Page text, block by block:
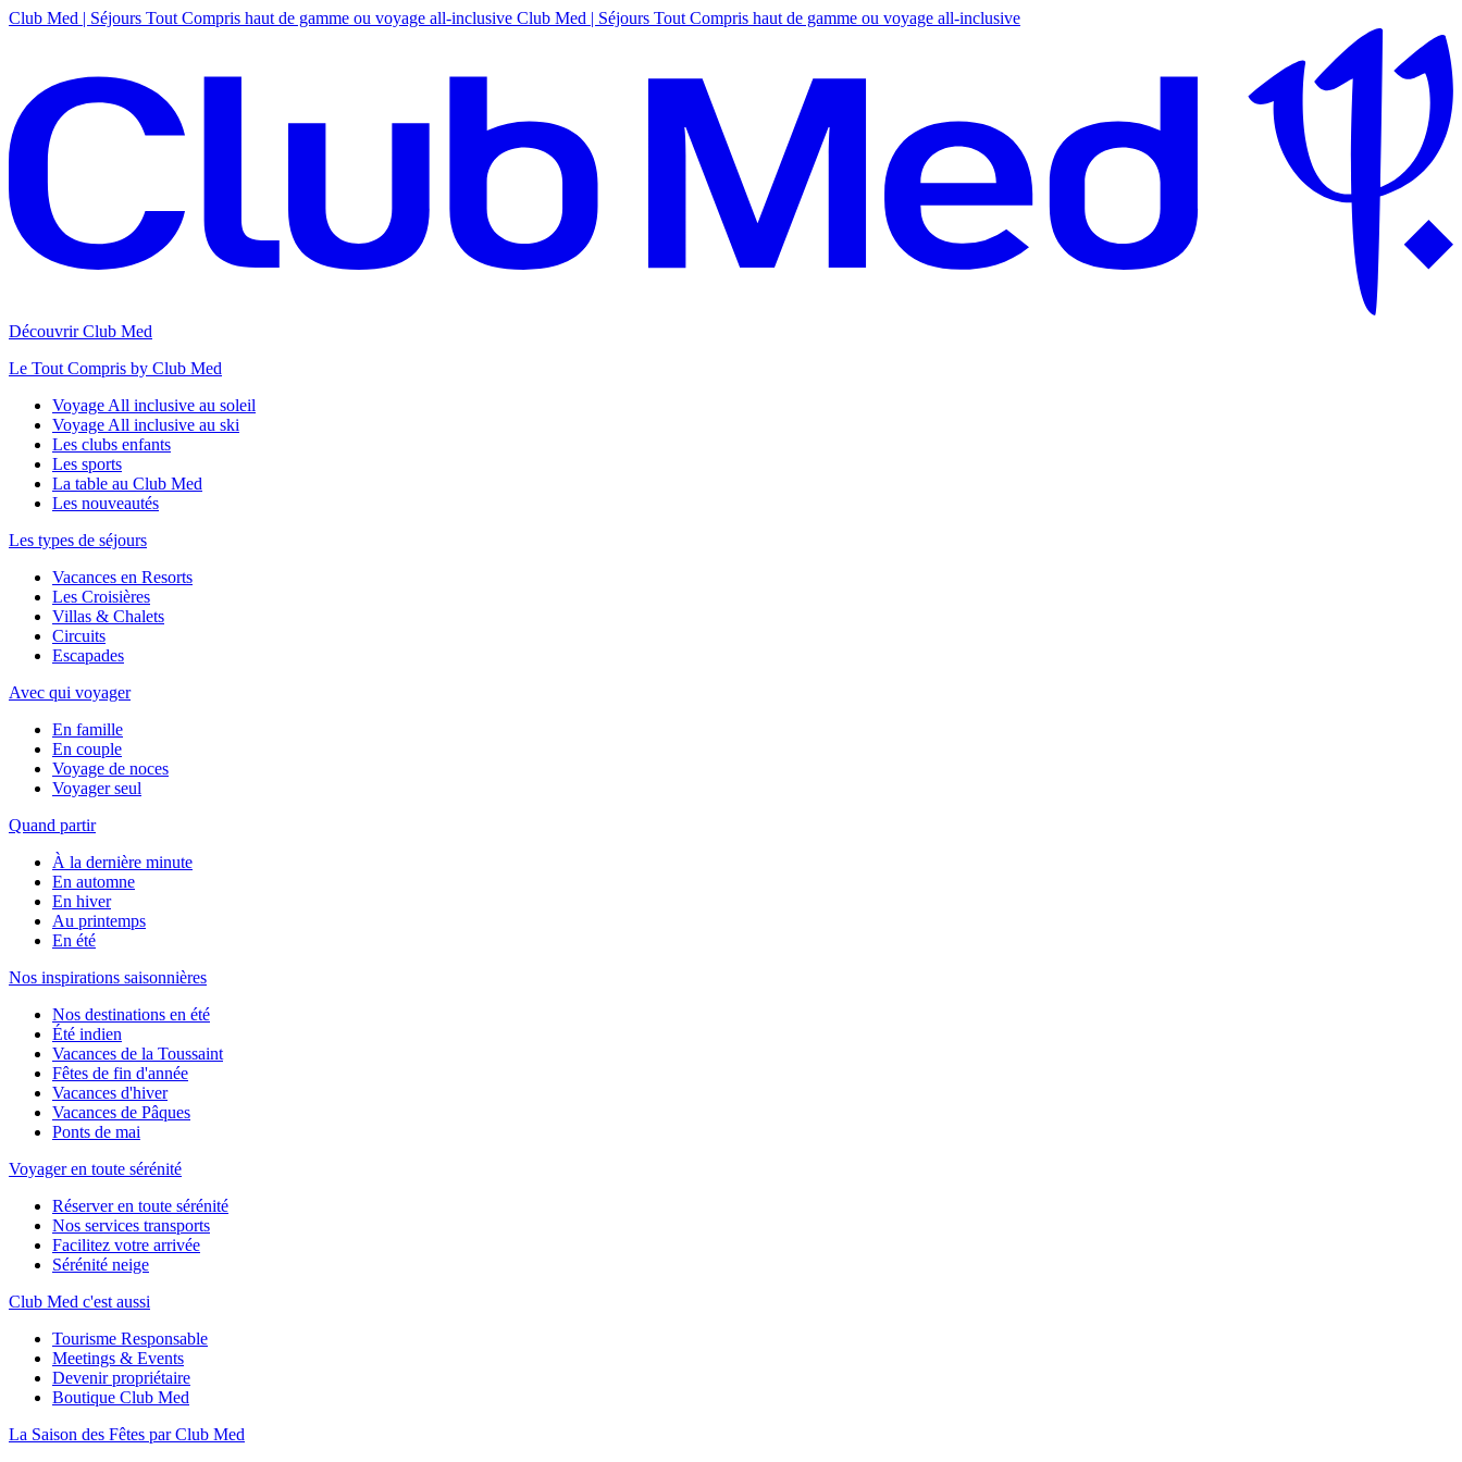
Club Med | Séjours Tout Compris haut de gamme ou voyage all-inclusive Club Med | Séjours Tout Compris haut de gamme ou voyage all-inclusive
Découvrir Club Med
Le Tout Compris by Club Med
Voyage All inclusive au soleil
Voyage All inclusive au ski
Les clubs enfants
Les sports
La table au Club Med
Les nouveautés
Les types de séjours
Vacances en Resorts
Les Croisières
Villas & Chalets
Circuits
Escapades
Avec qui voyager
En famille
En couple
Voyage de noces
Voyager seul
Quand partir
À la dernière minute
En automne
En hiver
Au printemps
En été
Nos inspirations saisonnières
Nos destinations en été
Été indien
Vacances de la Toussaint
Fêtes de fin d'année
Vacances d'hiver
Vacances de Pâques
Ponts de mai
Voyager en toute sérénité
Réserver en toute sérénité
Nos services transports
Facilitez votre arrivée
Sérénité neige
Club Med c'est aussi
Tourisme Responsable
Meetings & Events
Devenir propriétaire
Boutique Club Med
La Saison des Fêtes par Club Med